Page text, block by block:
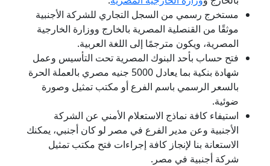
مستخرج رسمي من السجل التجاري للشركة الأجنبية
موثقًا من القنصلية المصرية بالخارج ووزارة الخارجية
المصرية، ويكون مترجمًا إلى اللغة العربية.
فتح حساب بأحد البنوك المصرية تحت التأسيس وعمل
شهادة بنكية بما يعادل 5000 جنيه مصري بالعملة الحرة
بالسعر الرسمي باسم الفرع أو مكتب تمثيل وصورة
ضوئية.
استيفاء كافة نماذج الاستعلام الأمني عن الشركة
الأجنبية وعن مدير الفرع في مصر لو كان أجنبي، يمكنك
الاستعانة بنا لإنجاز كافة إجراءات فتح مكتب تمثيل
شركة أجنبية في مصر.